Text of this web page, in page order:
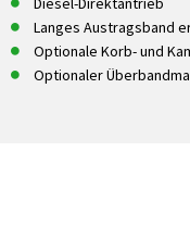
Langes Austragsband
Optionale Korb- und
Optionaler